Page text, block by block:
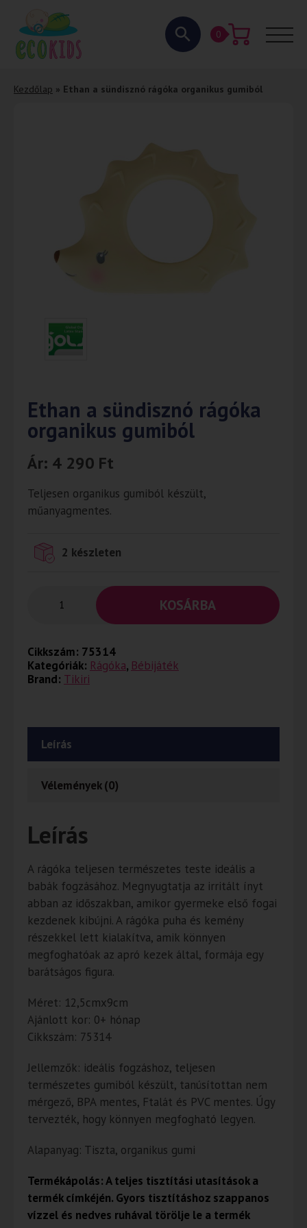
0
Kezdőlap » Ethan a sündisznó rágóka organikus gumiból
Ethan a sündisznó rágóka
organikus gumiból
Ár: 4 290 Ft
Teljesen organikus gumiból készült,
műanyagmentes.
2 készleten
KOSÁRBA
Cikkszám: 75314
Kategóriák: Rágóka, Bébijáték
Brand: Tikiri
Leírás
Vélemények (0)
Leírás
A rágóka teljesen természetes teste ideális a
babák fogzásához. Megnyugtatja az irritált ínyt
abban az időszakban, amikor gyermeke első fogai
kezdenek kibújni. A rágóka puha és kemény
részekkel lett kialakítva, amik könnyen
megfoghatóak az apró kezek által, formája egy
barátságos figura.
Méret: 12,5cmx9cm
Ajánlott kor: 0+ hónap
Cikkszám: 75314
Jellemzők: ideális fogzáshoz, teljesen
természetes gumiból készült, tanúsítottan nem
mérgező, BPA mentes, Ftalát és PVC mentes. Úgy
tervezték, hogy könnyen megfogható legyen.
Alapanyag: Tiszta, organikus gumi
Termékápolás: A teljes tisztítási utasítások a
termék címkéjén. Gyors tisztításhoz szappanos
vízzel és nedves ruhával törölje le a termék